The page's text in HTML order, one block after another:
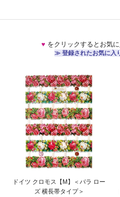
♥ をクリックするとお気
≫ 登録されたお気に入
ドイツ クロモス【M】＜バラ ロー
ズ 横長帯タイプ＞